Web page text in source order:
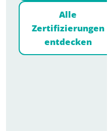
Alle
Zertifizierungen
entdecken